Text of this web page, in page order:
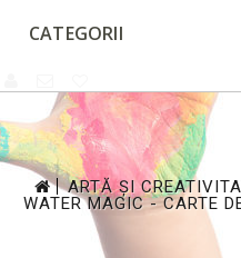
CATEGORII
>
ARTĂ ȘI
WATER MAGIC - CARTE